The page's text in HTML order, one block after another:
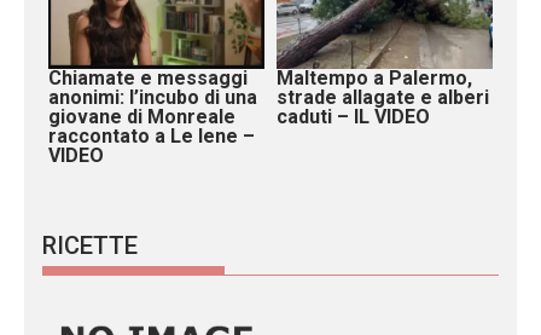
Chiamate e messaggi
anonimi: l’incubo di una
giovane di Monreale
raccontato a Le Iene –
VIDEO
Maltempo a Palermo,
strade allagate e alberi
caduti – IL VIDEO
RICETTE